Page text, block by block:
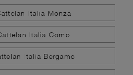
Italia Monza
Italia Como
Italia Bergamo